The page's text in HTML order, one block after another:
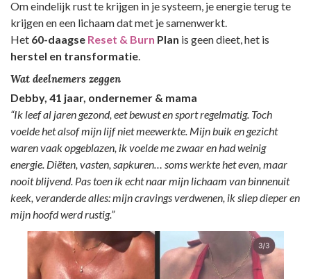
Om eindelijk rust te krijgen in je systeem, je energie terug te
krijgen en een lichaam dat met je samenwerkt.
Het 60-daagse Reset & Burn Plan is geen dieet, het is
herstel en transformatie.
Wat deelnemers zeggen
Debby, 41 jaar, ondernemer & mama
“Ik leef al jaren gezond, eet bewust en sport regelmatig. Toch
voelde het alsof mijn lijf niet meewerkte. Mijn buik en gezicht
waren vaak opgeblazen, ik voelde me zwaar en had weinig
energie. Diëten, vasten, sapkuren… soms werkte het even, maar
nooit blijvend. Pas toen ik echt naar mijn lichaam van binnenuit
keek, veranderde alles: mijn cravings verdwenen, ik sliep dieper en
mijn hoofd werd rustig.”